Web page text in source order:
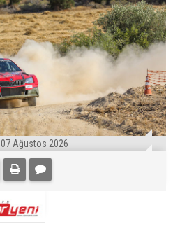
07 Ağustos 2026